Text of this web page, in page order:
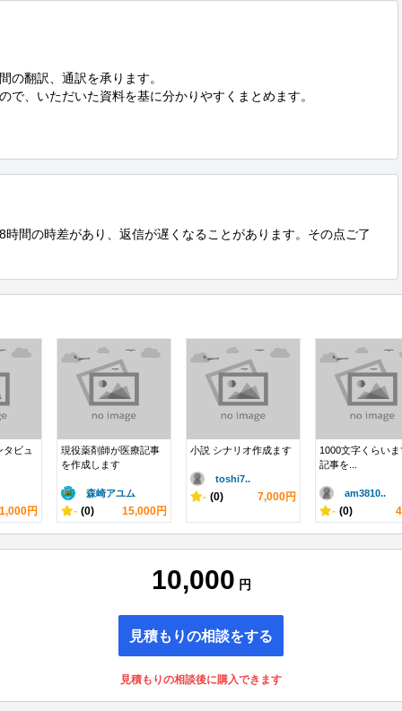
の翻訳、通訳を承ります。
で、いただいた資料を基に分かりやすくまとめます。
間の時差があり、返信が遅くなることがあります。その点ご了
ビュ
1,000円
現役薬剤師が医療記事
を作成します
森崎アユム
- (0) 15,000円
小説 シナリオ作成ます
toshi7..
- (0) 7,000円
1000文字くらい
記事を...
am3810..
- (0)
10,000 円
見積もりの相談をする
見積もりの相談後に購入できます